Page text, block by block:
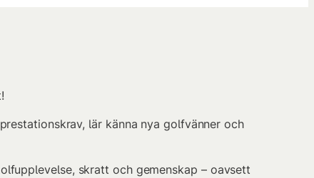
lär känna nya golfvänner och
skratt och gemenskap – oavsett